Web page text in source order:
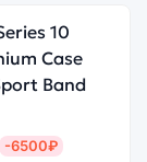
-6500₽